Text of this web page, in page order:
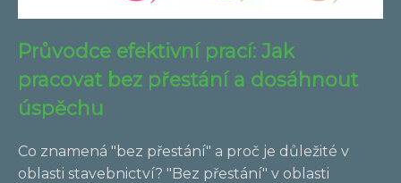
Průvodce efektivní prací: Jak
pracovat bez přestání a dosáhnout
úspěchu
Co znamená "bez přestání" a proč je důležité v
oblasti stavebnictví? "Bez přestání" v oblasti